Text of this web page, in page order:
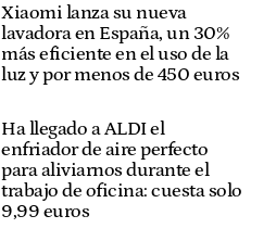
Xiaomi lanza su nueva
lavadora en España, un 30%
más eficiente en el uso de la
luz y por menos de 450 euros
Ha llegado a ALDI el
enfriador de aire perfecto
para aliviarnos durante el
trabajo de oficina: cuesta solo
9,99 euros